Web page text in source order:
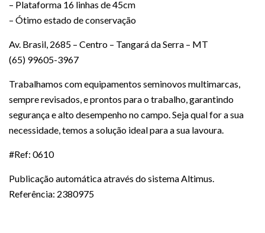
– Plataforma 16 linhas de 45cm
– Ótimo estado de conservação
Av. Brasil, 2685 – Centro – Tangará da Serra – MT
(65) 99605-3967
Trabalhamos com equipamentos seminovos multimarcas,
sempre revisados, e prontos para o trabalho, garantindo
segurança e alto desempenho no campo. Seja qual for a sua
necessidade, temos a solução ideal para a sua lavoura.
#Ref: 0610
Publicação automática através do sistema Altimus.
Referência: 2380975